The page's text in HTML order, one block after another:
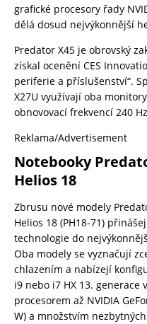
grafické procesory řady
dělá dosud nejvýkonnější
Predator X45 je obrovský
získal ocenění CES
periferie a příslušenství“.
X27U využívají oba
obnovovací frekvencí 240
Reklama/Advertisement
Notebooky
Helios 18
Zbrusu nové modely
Helios 18 (PH18-71)
technologie do
Oba modely se vyznačují
chlazením a nabízejí
i9 nebo i7 HX 13. generace
procesorem až NVIDIA
W) a množstvím